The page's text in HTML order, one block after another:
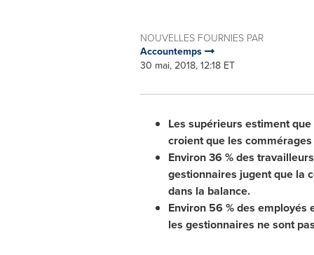
NOUVELLES FOURNIES PAR
Accountemps
30 mai, 2018, 12:18 ET
Les supérieurs estiment
croient que les
Environ 36 % des
gestionnaires jugent que la
dans la balance.
Environ 56 % des
les gestionnaires ne sont